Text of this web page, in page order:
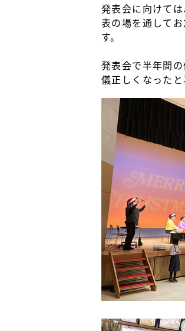
発表会に向けて
表の場を通して
す。
発表会で半年間
儀正しくなったと